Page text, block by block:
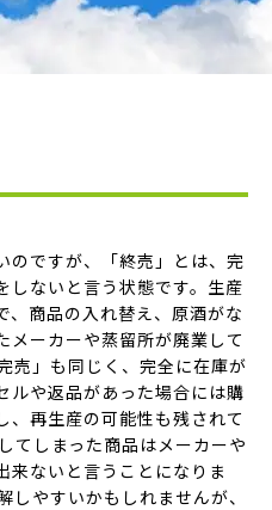
のですが、「終売」とは、完
しないと言う状態です。生産
、商品の入れ替え、原酒がな
メーカーや蒸留所が廃業して
売」も同じく、完全に在庫が
ルや返品があった場合には購
、再生産の可能性も残されて
てしまった商品はメーカーや
来ないと言うことになりま
しやすいかもしれませんが、